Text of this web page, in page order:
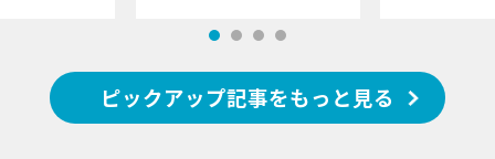
ピックアップ記事をもっと見る